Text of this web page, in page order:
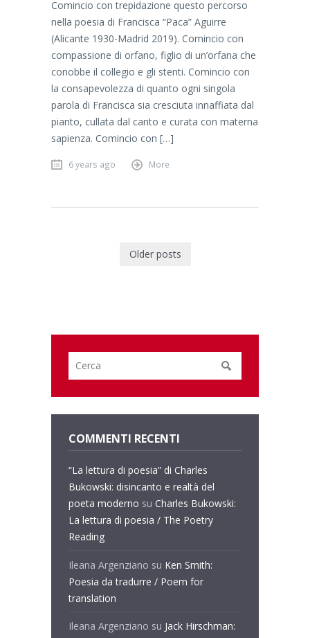
Comincio con trepidazione questo percorso
nella poesia di Francisca “Paca” Aguirre
(Alicante 1930-Madrid 2019). Comincio con
compassione di orfano, figlio di un’orfana che
conobbe il collegio e gli stenti. Comincio con
la consapevolezza di quanto ogni singola
parola di Francisca sia cresciuta innaffiata dal
pianto, cullata dal canto e curata con materna
sapienza. Comincio con […]
6 years ago More
Older posts
COMMENTI RECENTI
“La lettura di poesia” di Charles
Bukowski: disincanto e realtà del
poeta moderno su Charles Bukowski:
La lettura di poesia / The Poetry
Reading
Ileana Argenziano su Ken Smith:
Poesia da tradurre / Poem for
translation
Ileana Argenziano su Jack Hirschman: